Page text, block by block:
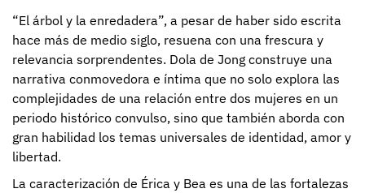
“El árbol y la enredadera”, a pesar de haber sido escrita
hace más de medio siglo, resuena con una frescura y
relevancia sorprendentes. Dola de Jong construye una
narrativa conmovedora e íntima que no solo explora las
complejidades de una relación entre dos mujeres en un
periodo histórico convulso, sino que también aborda con
gran habilidad los temas universales de identidad, amor y
libertad.
La caracterización de Érica y Bea es una de las fortalezas